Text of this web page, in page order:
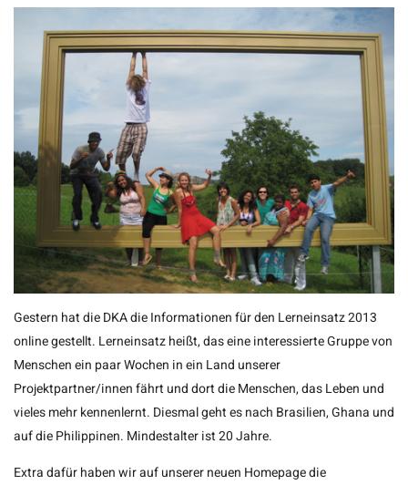
Gestern hat die DKA die Informationen für den Lerneinsatz 2013
online gestellt. Lerneinsatz heißt, das eine interessierte Gruppe von
Menschen ein paar Wochen in ein Land unserer
Projektpartner/innen fährt und dort die Menschen, das Leben und
vieles mehr kennenlernt. Diesmal geht es nach Brasilien, Ghana und
auf die Philippinen. Mindestalter ist 20 Jahre.
Extra dafür haben wir auf unserer neuen Homepage die